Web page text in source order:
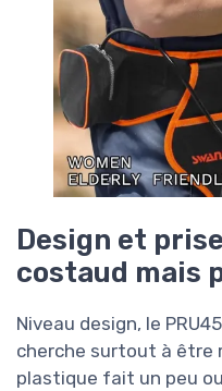
Design et
costaud mais
Niveau design, le
cherche surtout à être
plastique fait un peu